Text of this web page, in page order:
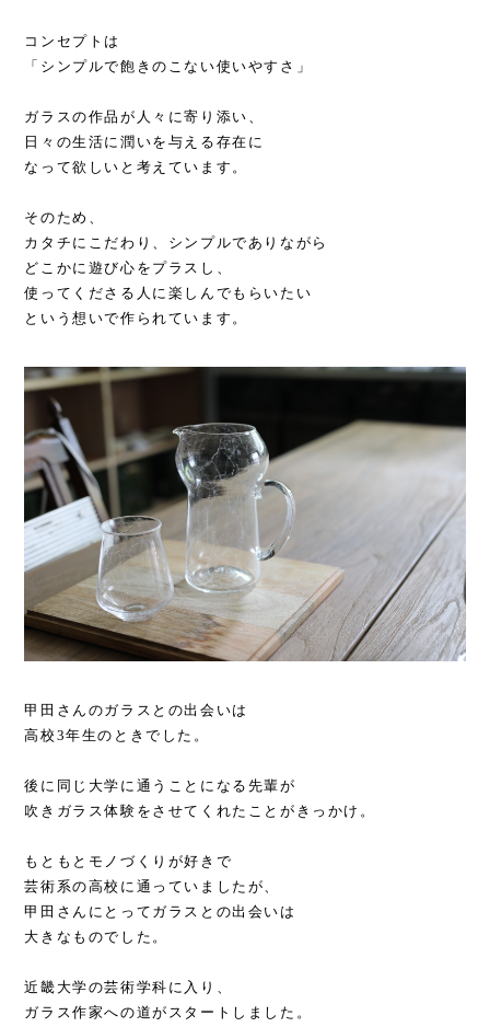
コンセプトは
「シンプルで飽きのこない使いやすさ」
ガラスの作品が人々に寄り添い、
日々の生活に潤いを与える存在に
なって欲しいと考えています。
そのため、
カタチにこだわり、シンプルでありながら
どこかに遊び心をプラスし、
使ってくださる人に楽しんでもらいたい
という想いで作られています。
甲田さんのガラスとの出会いは
高校3年生のときでした。
後に同じ大学に通うことになる先輩が
吹きガラス体験をさせてくれたことがきっかけ。
もともとモノづくりが好きで
芸術系の高校に通っていましたが、
甲田さんにとってガラスとの出会いは
大きなものでした。
近畿大学の芸術学科に入り、
ガラス作家への道がスタートしました。